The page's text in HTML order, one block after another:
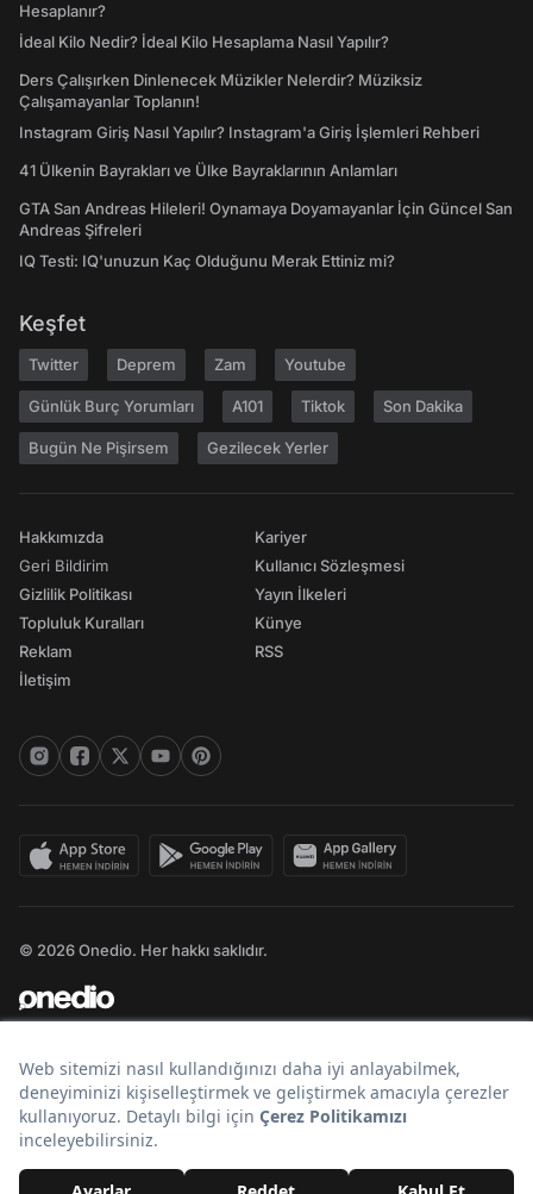
Hesaplanır?
İdeal Kilo Nedir? İdeal Kilo Hesaplama Nasıl Yapılır?
Ders Çalışırken Dinlenecek Müzikler Nelerdir? Müziksiz
Çalışamayanlar Toplanın!
Instagram Giriş Nasıl Yapılır? Instagram'a Giriş İşlemleri Rehberi
41 Ülkenin Bayrakları ve Ülke Bayraklarının Anlamları
GTA San Andreas Hileleri! Oynamaya Doyamayanlar İçin Güncel San
Andreas Şifreleri
IQ Testi: IQ'unuzun Kaç Olduğunu Merak Ettiniz mi?
Keşfet
Twitter Deprem Zam Youtube
Günlük Burç Yorumları A101 Tiktok Son Dakika
Bugün Ne Pişirsem Gezilecek Yerler
Hakkımızda
Geri Bildirim
Gizlilik Politikası
Topluluk Kuralları
Reklam
İletişim
Kariyer
Kullanıcı Sözleşmesi
Yayın İlkeleri
Künye
RSS
© 2026 Onedio. Her hakkı saklıdır.
Bir markasıdır.